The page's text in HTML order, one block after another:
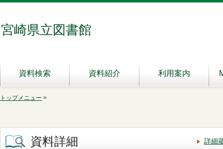
宮崎県立図書館
資料検索 資料紹介 利用案内
トップメニュー >
資料詳細 詳細